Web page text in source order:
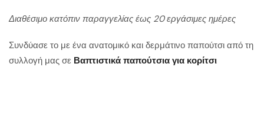
Διαθέσιμο κατόπιν παραγγελίας έως 20 εργάσιμες ημέρες
Συνδύασε το με ένα ανατομικό και δερμάτινο παπούτσι από τη
συλλογή μας σε Βαπτιστικά παπούτσια για κορίτσι